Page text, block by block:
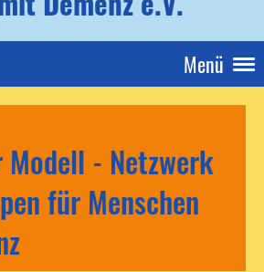
Menü
Modell - Netzwerk
für Menschen